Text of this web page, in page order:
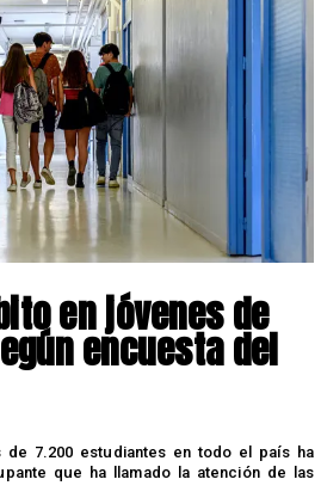
en jóvenes de
encuesta del
de 7.200 estudiantes en todo el país ha
que ha llamado la atención de las